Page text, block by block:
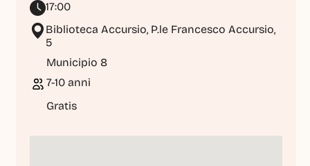
17:00
Biblioteca Accursio, P.le Francesco Accursio,
5
Municipio 8
7-10 anni
Gratis